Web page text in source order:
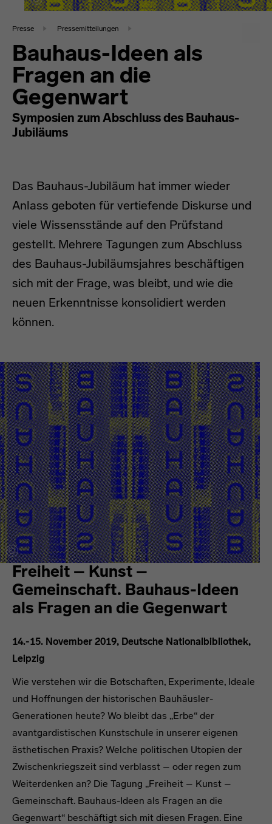
Presse Pressemitteilungen
Bauhaus-Ideen als
Fragen an die
Gegenwart
Symposien zum Abschluss des Bauhaus-
Jubiläums
Das Bauhaus-Jubiläum hat immer wieder
Anlass geboten für vertiefende Diskurse und
viele Wissensstände auf den Prüfstand
gestellt. Mehrere Tagungen zum Abschluss
des Bauhaus-Jubiläumsjahres beschäftigen
sich mit der Frage, was bleibt, und wie die
neuen Erkenntnisse konsolidiert werden
können.
Freiheit – Kunst –
Gemeinschaft. Bauhaus-Ideen
als Fragen an die Gegenwart
14.-15. November 2019, Deutsche Nationalbibliothek,
Leipzig
Wie verstehen wir die Botschaften, Experimente, Ideale
und Hoffnungen der historischen Bauhäusler-
Generationen heute? Wo bleibt das „Erbe“ der
avantgardistischen Kunstschule in unserer eigenen
ästhetischen Praxis? Welche politischen Utopien der
Zwischenkriegszeit sind verblasst – oder regen zum
Weiterdenken an? Die Tagung „Freiheit – Kunst –
Gemeinschaft. Bauhaus-Ideen als Fragen an die
Gegenwart“ beschäftigt sich mit diesen Fragen. Eine